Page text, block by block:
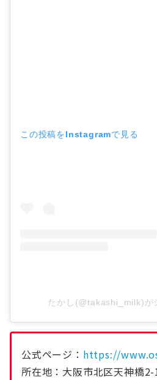
この投稿をInstagramで見る
たかし(@takashi_milk)が
公式ページ： https://
所在地：大阪市北区天神橋